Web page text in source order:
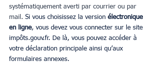
systématiquement averti par courrier ou par
mail. Si vous choisissez la version électronique
en ligne, vous devez vous connecter sur le site
impôts.gouv.fr. De là, vous pouvez accéder à
votre déclaration principale ainsi qu’aux
formulaires annexes.